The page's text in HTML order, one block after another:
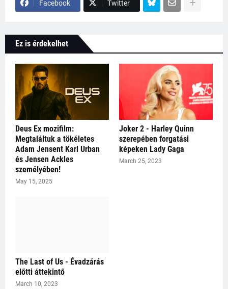
Facebook Twitter
Ez is érdekelhet
Deus Ex mozifilm:
Megtaláltuk a tökéletes
Adam Jensent Karl Urban
és Jensen Ackles
személyében!
May 15, 2025
Joker 2 - Harley Quinn
szerepében forgatási
képeken Lady Gaga
March 25, 2023
The Last of Us - Évadzárás
előtti áttekintő
March 10, 2023